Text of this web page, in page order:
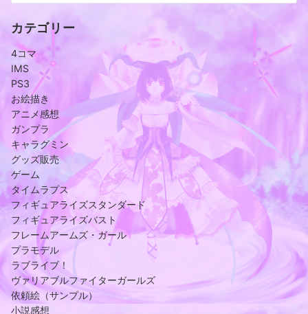
カテゴリー
4コマ
IMS
PS3
お絵描き
アニメ感想
ガンプラ
キャラグミン
グッズ販売
ゲーム
タイムラプス
フィギュアライズスタンダード
フィギュアライズバスト
フレームアームズ・ガール
プラモデル
ラブライブ！
ヴァリアブルファイターガールズ
依頼絵（サンプル）
小説感想